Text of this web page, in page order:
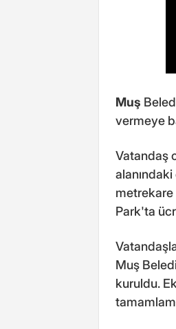
Muş
vermeye
Vatandaş
metrekare
Park'ta
Muş
kuruldu.